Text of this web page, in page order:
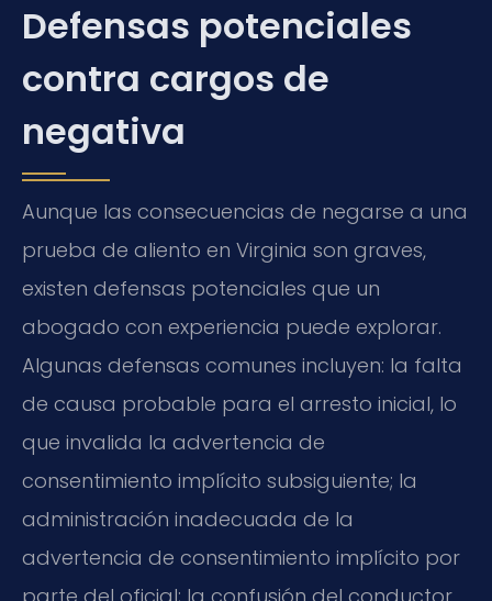
Defensas potenciales
contra cargos de
negativa
Aunque las consecuencias de negarse a una
prueba de aliento en Virginia son graves,
existen defensas potenciales que un
abogado con experiencia puede explorar.
Algunas defensas comunes incluyen: la falta
de causa probable para el arresto inicial, lo
que invalida la advertencia de
consentimiento implícito subsiguiente; la
administración inadecuada de la
advertencia de consentimiento implícito por